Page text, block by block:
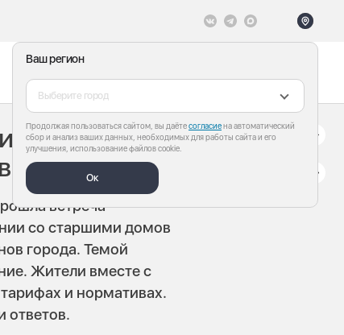
Ваш регион
Выберите город
Продолжая пользоваться сайтом, вы даётесогласиена автоматический
сбор и анализ ваших данных, необходимых для работы сайта и его
улучшения, использование файлов cookie.
Ок
результат.
встреча
со старшими домов
города. Темой
Жители вместе с
и нормативах.
ответов.